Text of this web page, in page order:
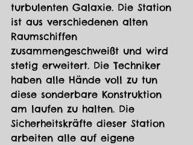
turbulenten Galaxie. Die Station
ist aus verschiedenen alten
Raumschiffen
zusammengeschweißt und wird
stetig erweitert. Die Techniker
haben alle Hände voll zu tun
diese sonderbare Konstruktion
am laufen zu halten. Die
Sicherheitskräfte dieser Station
arbeiten alle auf eigene